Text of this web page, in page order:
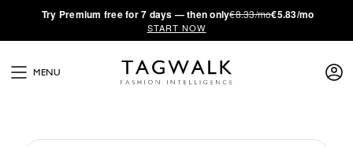
·Try Premium free for 7 days — then only€8.33/mo€5.83/mo
START NOW
MENU